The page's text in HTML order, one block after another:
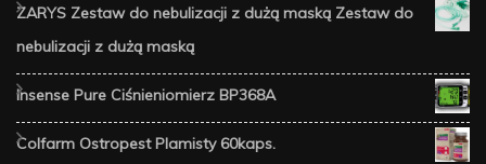
ZARYS Zestaw do nebulizacji z dużą maską Zestaw do
nebulizacji z dużą maską
Insense Pure Ciśnieniomierz BP368A
Colfarm Ostropest Plamisty 60kaps.